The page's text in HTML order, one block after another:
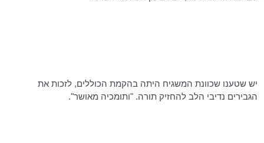
יש שטענו שכוונת המשגיח היתה בהקמת הכוללים, לזכות את
הגבירים נדיבי הלב להחזיק תורה. "ותומכיה מאושר".